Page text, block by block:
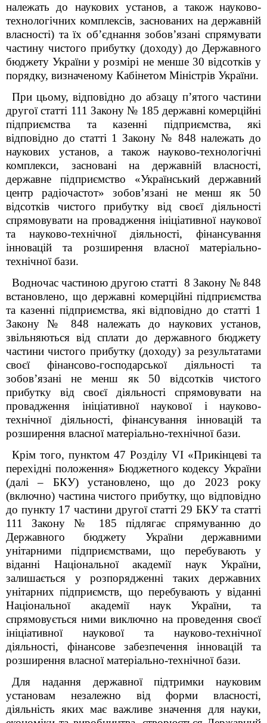
належать до наукових установ, а також науково-
технологічних комплексів, заснованих на державній
власності) та їх об’єднання зобов’язані спрямувати
частину чистого прибутку (доходу) до Державного
бюджету України у розмірі не менше 30 відсотків у
порядку, визначеному Кабінетом Міністрів України.
При цьому, відповідно до абзацу п’ятого частини
другої статті 111 Закону № 185 державні комерційні
підприємства та казенні підприємства, які
відповідно до статті 1 Закону № 848 належать до
наукових установ, а також науково-технологічні
комплекси, засновані на державній власності,
державне підприємство «Український державний
центр радіочастот» зобов’язані не менш як 50
відсотків чистого прибутку від своєї діяльності
спрямовувати на провадження ініціативної наукової
та науково-технічної діяльності, фінансування
інновацій та розширення власної матеріально-
технічної бази.
Водночас частиною другою статті 8 Закону № 848
встановлено, що державні комерційні підприємства
та казенні підприємства, які відповідно до статті 1
Закону № 848 належать до наукових установ,
звільняються від сплати до державного бюджету
частини чистого прибутку (доходу) за результатами
своєї фінансово-господарської діяльності та
зобов’язані не менш як 50 відсотків чистого
прибутку від своєї діяльності спрямовувати на
провадження ініціативної наукової і науково-
технічної діяльності, фінансування інновацій та
розширення власної матеріально-технічної бази.
Крім того, пунктом 47 Розділу VI «Прикінцеві та
перехідні положення» Бюджетного кодексу України
(далі – БКУ) установлено, що до 2023 року
(включно) частина чистого прибутку, що відповідно
до пункту 17 частини другої статті 29 БКУ та статті
111
Закону № 185 підлягає спрямуванню до
Державного бюджету України державними
унітарними підприємствами, що перебувають у
віданні Національної академії наук України,
залишається у розпорядженні таких державних
унітарних підприємств, що перебувають у віданні
Національної академії наук України, та
спрямовується ними виключно на проведення своєї
ініціативної наукової та науково-технічної
діяльності, фінансове забезпечення інновацій та
розширення власної матеріально-технічної бази.
Для надання державної підтримки науковим
установам незалежно від форми власності,
діяльність яких має важливе значення для науки,